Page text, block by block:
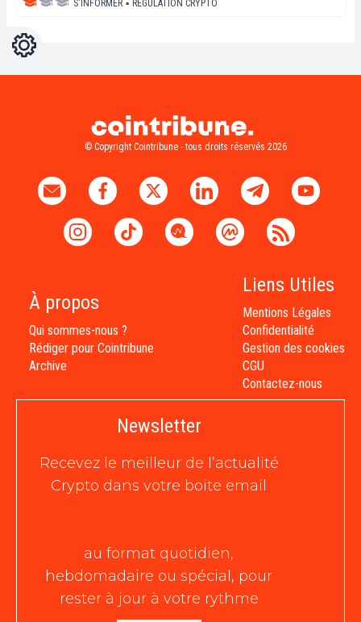
S'INFORMER ▪ REGULATION CRYPTO
Réglages
© Copyright Cointribune - tous droits réservés 2026
À propos
Qui sommes-nous ?
Rédiger pour Cointribune
Archive
Liens Utiles
Mentions Légales
Confidentialité
Gestion des cookies
CGU
Contactez-nous
Newsletter
Recevez le meilleur de l’actualité
Crypto dans votre boite email
au format quotidien,
hebdomadaire ou spécial, pour
rester à jour à votre rythme